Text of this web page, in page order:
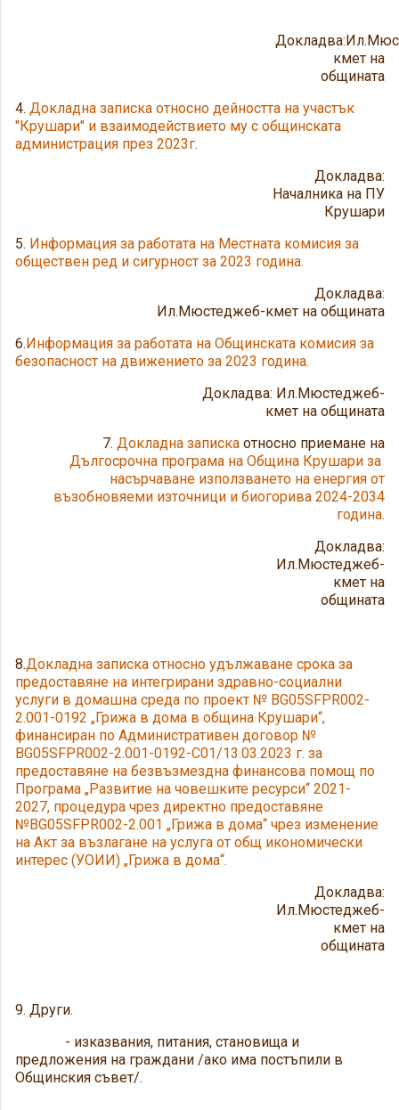
кмет на
общината
4. Докладна записка относно дейността на участък
"Крушари" и взаимодействието му с общинската
администрация през 2023г.
Докладва:
Началника на ПУ
Крушари
5. Информация за работата на Местната комисия за
обществен ред и сигурност за 2023 година.
Докладва:
Ил.Мюстеджеб-кмет на общината
6.Информация за работата на Общинската комисия за
безопасност на движението за 2023 година.
Докладва: Ил.Мюстеджеб-
кмет на общината
7. Докладна записка относно приемане на
Дългосрочна програма на Община Крушари за
насърчаване използването на енергия от
възобновяеми източници и биогорива 2024-2034
година.
Докладва:
Ил.Мюстеджеб-
кмет на
общината
8.Докладна записка относно удължаване срока за
предоставяне на интегрирани здравно-социални
услуги в домашна среда по проект № BG05SFPR002-
2.001-0192 „Грижа в дома в община Крушари“,
финансиран по Административен договор №
BG05SFPR002-2.001-0192-C01/13.03.2023 г. за
предоставяне на безвъзмездна финансова помощ по
Програма „Развитие на човешките ресурси“ 2021-
2027, процедура чрез директно предоставяне
№BG05SFPR002-2.001 „Грижа в дома“ чрез изменение
на Акт за възлагане на услуга от общ икономически
интерес (УОИИ) „Грижа в дома“.
Докладва:
Ил.Мюстеджеб-
кмет на
общината
9. Други.
- изказвания, питания, становища и
предложения на граждани /ако има постъпили в
Общинския съвет/.